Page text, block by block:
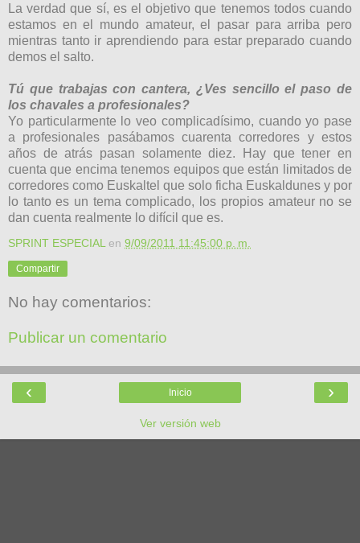
La verdad que sí, es el objetivo que tenemos todos cuando
estamos en el mundo amateur, el pasar para arriba pero
mientras tanto ir aprendiendo para estar preparado cuando
demos el salto.
Tú que trabajas con cantera, ¿Ves sencillo el paso de
los chavales a profesionales?
Yo particularmente lo veo complicadísimo, cuando yo pase
a profesionales pasábamos cuarenta corredores y estos
años de atrás pasan solamente diez. Hay que tener en
cuenta que encima tenemos equipos que están limitados de
corredores como Euskaltel que solo ficha Euskaldunes y por
lo tanto es un tema complicado, los propios amateur no se
dan cuenta realmente lo difícil que es.
SPRINT ESPECIAL en 9/09/2011 11:45:00 p. m.
Compartir
No hay comentarios:
Publicar un comentario
‹ ›
Inicio
Ver versión web